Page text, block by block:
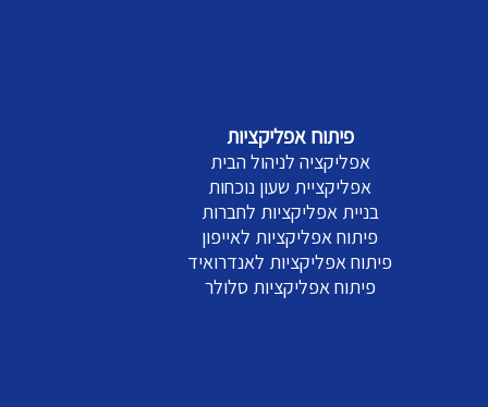
פיתוח אפליקציות
אפליקציה לניהול הבית
אפליקציית שעון נוכחות
בניית אפליקציות לחברות
פיתוח אפליקציות לאייפון
פיתוח אפליקציות לאנדרואיד
פיתוח אפליקציות סלולר